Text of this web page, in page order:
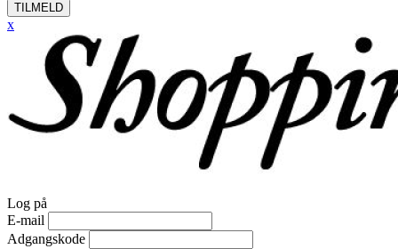
TILMELD
x
Log på
E-mail
Adgangskode